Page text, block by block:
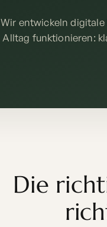
Wir entwickeln
Alltag funktionieren:
Die